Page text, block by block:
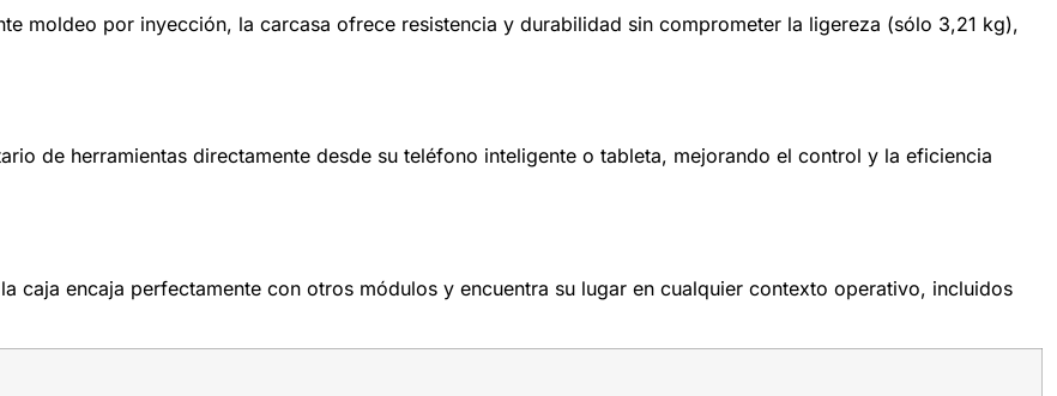
moldeo por inyección, la carcasa ofrece resistencia y durabilidad sin comprometer la ligereza (sólo 3,21 kg),
de herramientas directamente desde su teléfono inteligente o tableta, mejorando el control y la eficiencia
caja encaja perfectamente con otros módulos y encuentra su lugar en cualquier contexto operativo, incluidos